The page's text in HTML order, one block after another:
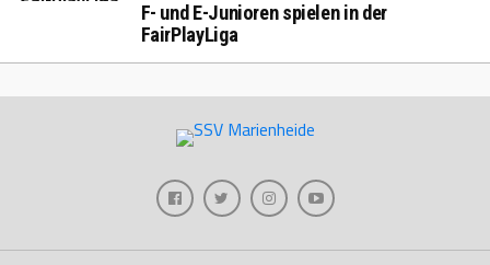
F- und E-Junioren spielen in der
FairPlayLiga